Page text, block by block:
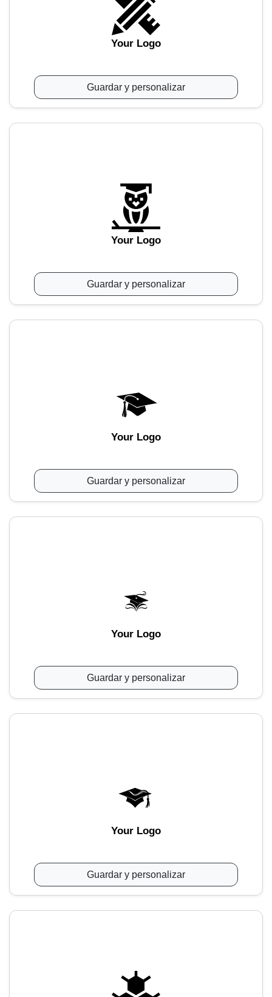
Your Logo
Guardar y personalizar
Your Logo
Guardar y personalizar
Your Logo
Guardar y personalizar
Your Logo
Guardar y personalizar
Your Logo
Guardar y personalizar